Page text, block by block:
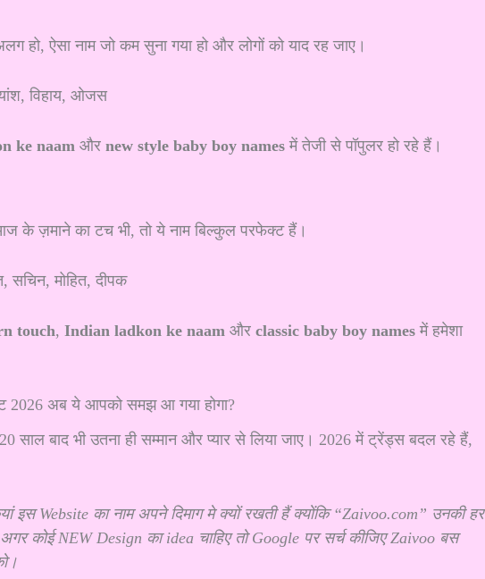
हो, ऐसा नाम जो कम सुना गया हो और लोगों को याद रह जाए।
विहाय, ओजस
ke naam और new style baby boy names में तेजी से पॉपुलर हो रहे हैं।
के ज़माने का टच भी, तो ये नाम बिल्कुल परफेक्ट हैं।
सचिन, मोहित, दीपक
touch, Indian ladkon ke naam और classic baby boy names में हमेशा
2026 अब ये आपको समझ आ गया होगा?
साल बाद भी उतना ही सम्मान और प्यार से लिया जाए। 2026 में ट्रेंड्स बदल रहे हैं,
इस Website का नाम अपने दिमाग मे क्यों रखती हैं क्योंकि “Zaivoo.com” उनकी हर
कोई NEW Design का idea चाहिए तो Google पर सर्च कीजिए Zaivoo बस